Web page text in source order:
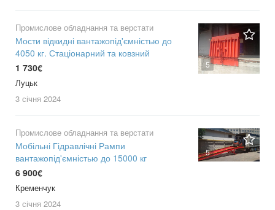
5
Промислове обладнання та верстати
Мости відкидні вантажопід'ємністью до
4050 кг. Стаціонарний та ковзний
1 730€
Луцьк
3 січня 2024
5
Промислове обладнання та верстати
Мобільні Гідравлічні Рампи
вантажопід'ємністью до 15000 кг
6 900€
Кременчук
3 січня 2024